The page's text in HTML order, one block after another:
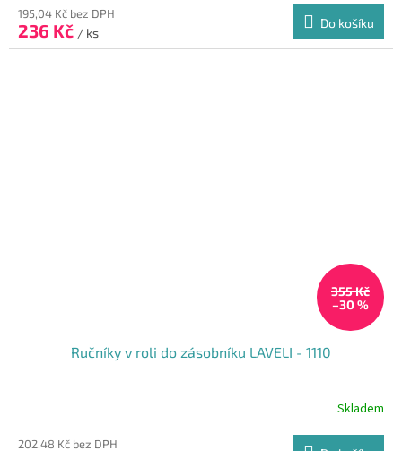
195,04 Kč bez DPH
236 Kč / ks
Do košíku
355 Kč
–30 %
Ručníky v roli do zásobníku LAVELI - 1110
Skladem
202,48 Kč bez DPH